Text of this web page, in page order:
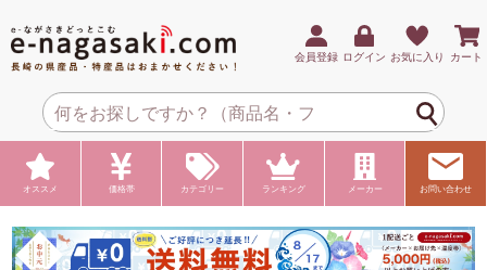
会員登録 ログイン お気に入り カート
オススメ 価格帯 カテゴリー ランキング メーカー お問い合わせ